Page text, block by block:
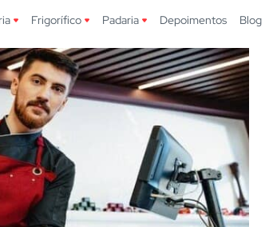
Frigorífico Padaria Depoimentos Blog